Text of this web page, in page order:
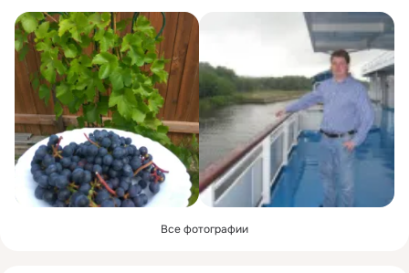
Все фотографии